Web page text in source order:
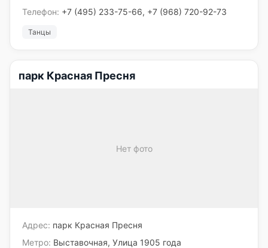
Телефон: +7 (495) 233-75-66, +7 (968) 720-92-73
Танцы
парк Красная Пресня
Нет фото
Адрес: парк Красная Пресня
Метро: Выставочная, Улица 1905 года